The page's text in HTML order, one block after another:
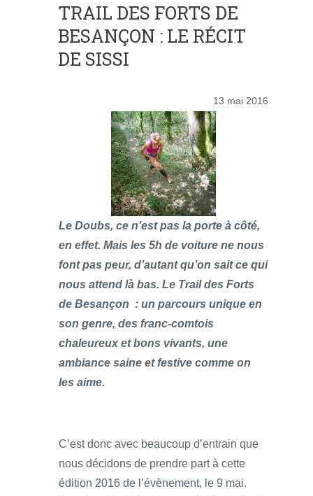
TRAIL DES FORTS DE
BESANÇON : LE RÉCIT
DE SISSI
13 mai 2016
Le Doubs, ce n’est pas la porte à côté,
en effet. Mais les 5h de voiture ne nous
font pas peur, d’autant qu’on sait ce qui
nous attend là bas. Le Trail des Forts
de Besançon : un parcours unique en
son genre, des franc-comtois
chaleureux et bons vivants, une
ambiance saine et festive comme on
les aime.
C’est donc avec beaucoup d’entrain que
nous décidons de prendre part à cette
édition 2016 de l’évènement, le 9 mai.